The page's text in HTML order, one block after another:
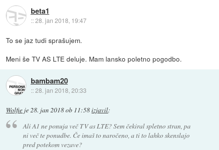
beta1
::28. jan 2018, 19:47
To se jaz tudi sprašujem.
Meni še TV AS LTE deluje. Mam lansko poletno pogodbo.
bambam20
::28. jan 2018, 20:33
Wolfie je28. jan 2018 ob 11:58izjavil:
Ali A1 ne ponuja več TV as LTE? Sem čekiral spletno stran, pa
ni več te ponudbe. Če imaš to naročeno, a ti to lahko skenslajo
pred potekom vezave?